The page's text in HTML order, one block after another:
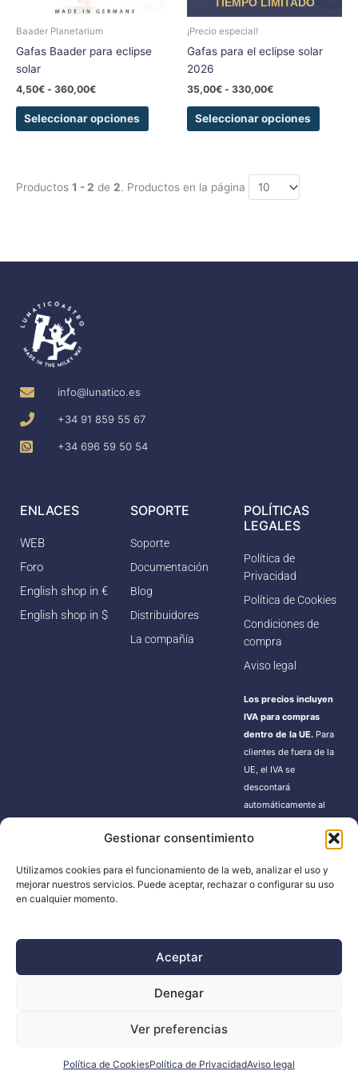
Gestionar consentimiento
Utilizamos cookies para el funcionamiento de la web, analizar el uso y
mejorar nuestros servicios. Puede aceptar, rechazar o configurar su uso
en cualquier momento.
Aceptar
Denegar
Ver preferencias
Política de CookiesPolítica de PrivacidadAviso legal
Baader Planetarium
Gafas Baader para eclipse
solar
4,50€ - 360,00€
Seleccionar opciones
en
TIEMPO LIMITADO
¡Precio especial!
Gafas para el eclipse solar
2026
35,00€ - 330,00€
Seleccionar opciones
en
Productos 1 - 2 de 2. Productos en la página
info@lunatico.es
+34 91 859 55 67
+34 696 59 50 54
ENLACES
WEB
Foro
English shop in €
English shop in $
SOPORTE
Soporte
Documentación
Blog
Distribuidores
La compañía
POLÍTICAS
LEGALES
Política de
Privacidad
Política de Cookies
Condiciones de
compra
Aviso legal
Los precios incluyen
IVA para compras
dentro de la UE. Para
clientes de fuera de la
UE, el IVA se
descontará
automáticamente al
Estos pedidos pueden
de importación según
la normativa de cada